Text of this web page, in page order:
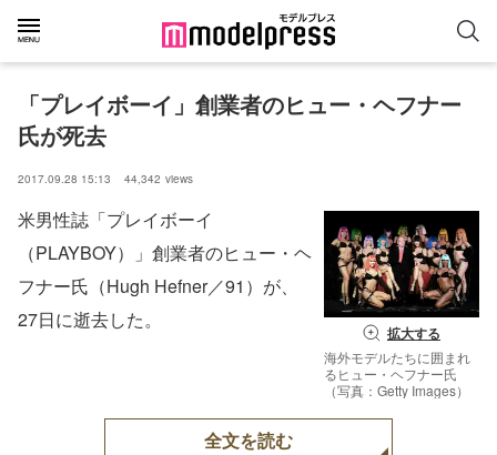
「プレイボーイ」創業者のヒュー・ヘフナー
氏が死去
2017.09.28 15:13 44,342 views
拡大する
海外モデルたちに囲まれ
るヒュー・ヘフナー氏
（写真：Getty Images）
米男性誌「プレイボーイ
（PLAYBOY）」創業者のヒュー・ヘ
フナー氏（Hugh Hefner／91）が、
27日に逝去した。
全文を読む